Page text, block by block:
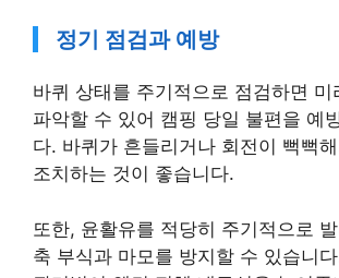
정기 점검과 예방
바퀴 상태를 주기적으로 점검하면 미
파악할 수 있어 캠핑 당일 불편을 예
다. 바퀴가 흔들리거나 회전이 뻑뻑
조치하는 것이 좋습니다.
또한, 윤활유를 적당히 주기적으로
축 부식과 마모를 방지할 수 있습니